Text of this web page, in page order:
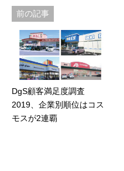
投
稿
ナ
ビ
ゲ
ー
前の記事
DgS顧客満足度調査
2019、企業別順位はコス
モスが2連覇